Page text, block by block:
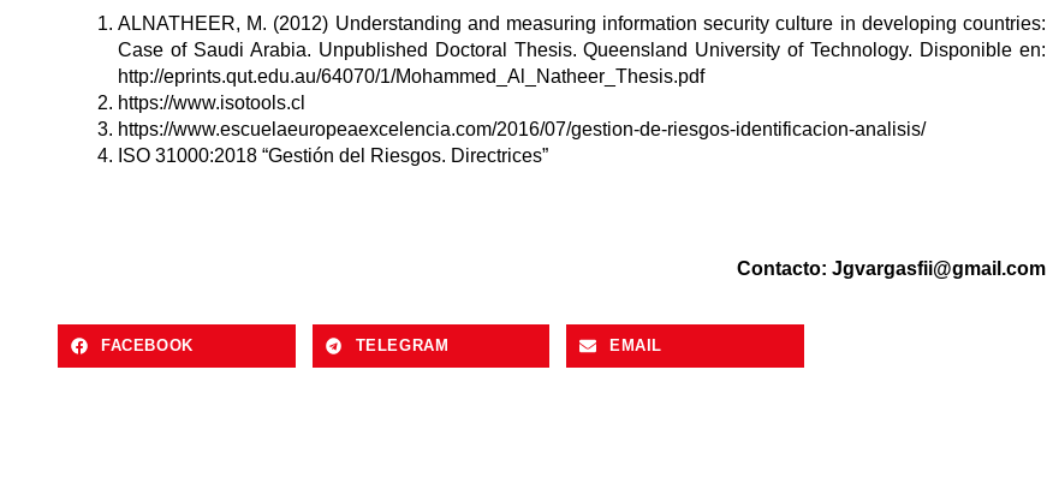
ALNATHEER, M. (2012) Understanding and measuring information security culture in developing countries:
Case of Saudi Arabia. Unpublished Doctoral Thesis. Queensland University of Technology. Disponible en:
http://eprints.qut.edu.au/64070/1/Mohammed_Al_Natheer_Thesis.pdf
https://www.isotools.cl
https://www.escuelaeuropeaexcelencia.com/2016/07/gestion-de-riesgos-identificacion-analisis/
ISO 31000:2018 “Gestión del Riesgos. Directrices”
Contacto: Jgvargasfii@gmail.com
FACEBOOK TELEGRAM EMAIL